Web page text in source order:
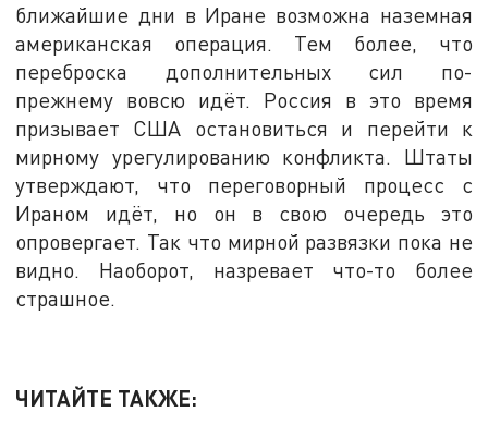
ближайшие дни в Иране возможна наземная
американская операция. Тем более, что
переброска дополнительных сил по-
прежнему вовсю идёт. Россия в это время
призывает США остановиться и перейти к
мирному урегулированию конфликта. Штаты
утверждают, что переговорный процесс с
Ираном идёт, но он в свою очередь это
опровергает. Так что мирной развязки пока не
видно. Наоборот, назревает что-то более
страшное.
ЧИТАЙТЕ ТАКЖЕ: